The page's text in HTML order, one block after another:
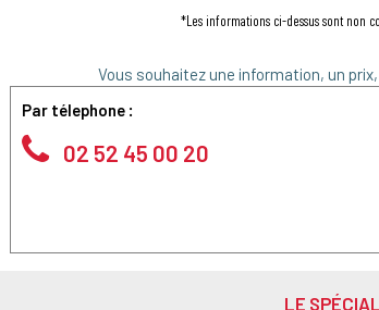
*Les informations ci-dessus sont non
Vous souhaitez une information, un
Par télephone :
02 52 45 00 20
LE